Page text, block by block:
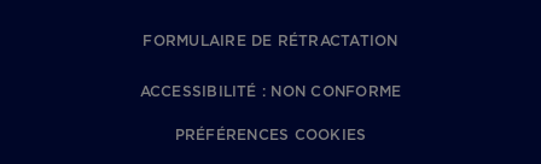
FORMULAIRE DE RÉTRACTATION
ACCESSIBILITÉ : NON CONFORME
PRÉFÉRENCES COOKIES